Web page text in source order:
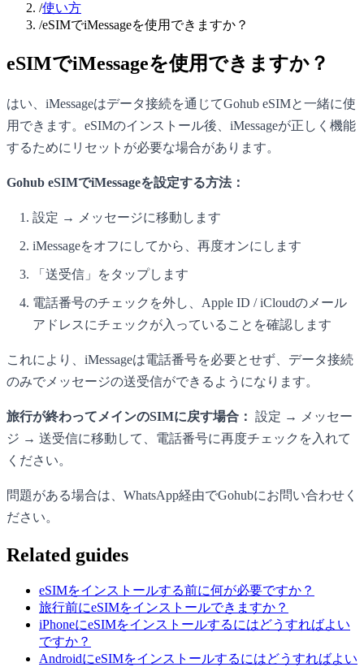
/使い方
/eSIMでiMessageを使用できますか？
eSIMでiMessageを使用できますか？
はい、iMessageはデータ接続を通じてGohub eSIMと一緒に使
用できます。eSIMのインストール後、iMessageが正しく機能
するためにリセットが必要な場合があります。
Gohub eSIMでiMessageを設定する方法：
設定 → メッセージに移動します
iMessageをオフにしてから、再度オンにします
「送受信」をタップします
電話番号のチェックを外し、Apple ID / iCloudのメール
アドレスにチェックが入っていることを確認します
これにより、iMessageは電話番号を必要とせず、データ接続
のみでメッセージの送受信ができるようになります。
旅行が終わってメインのSIMに戻す場合： 設定 → メッセー
ジ → 送受信に移動して、電話番号に再度チェックを入れて
ください。
問題がある場合は、WhatsApp経由でGohubにお問い合わせく
ださい。
Related guides
eSIMをインストールする前に何が必要ですか？
旅行前にeSIMをインストールできますか？
iPhoneにeSIMをインストールするにはどうすればよい
ですか？
AndroidにeSIMをインストールするにはどうすればよい